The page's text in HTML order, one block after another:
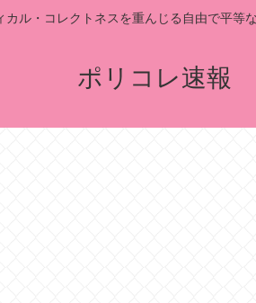
カル・コレクトネスを重んじる自由で平等
ポリコレ速報